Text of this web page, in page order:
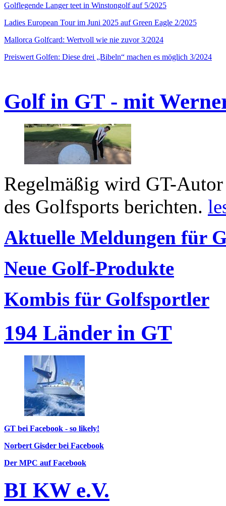
Golflegende Langer teet in Winstongolf auf 5/2025
Ladies European Tour im Juni 2025 auf Green Eagle 2/2025
Mallorca Golfcard: Wertvoll wie nie zuvor 3/2024
Preiswert Golfen: Diese drei „Bibeln“ machen es möglich 3/2024
Golf in GT - mit
Regelmäßig wird GT-
des Golfsports berichten.
Aktuelle Meldungen für
Neue Golf-Produkte
Kombis für Golfsportler
194 Länder in GT
GT bei Facebook - so likely!
Norbert Gisder bei Facebook
Der MPC auf Facebook
BI KW e.V.